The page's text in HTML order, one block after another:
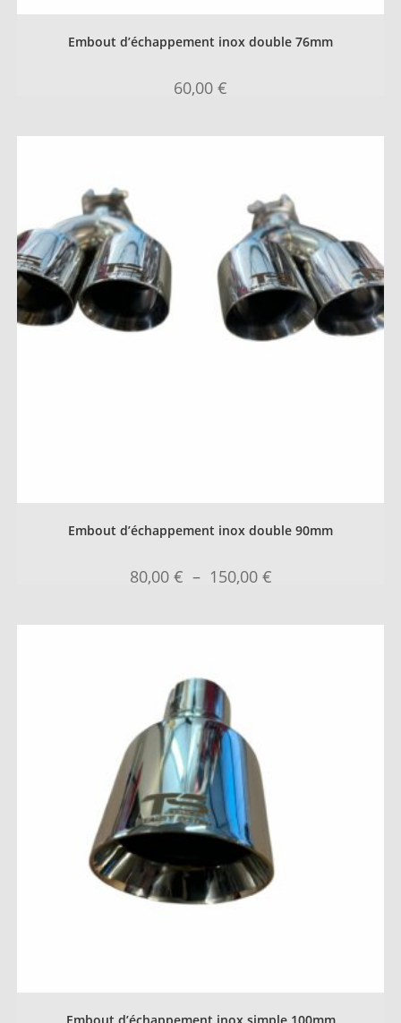
Embout d’échappement inox double 76mm
60,00 €
Embout d’échappement inox double 90mm
80,00 € – 150,00 €
Embout d’échappement inox simple 100mm